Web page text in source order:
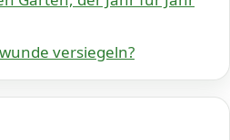
versiegeln?